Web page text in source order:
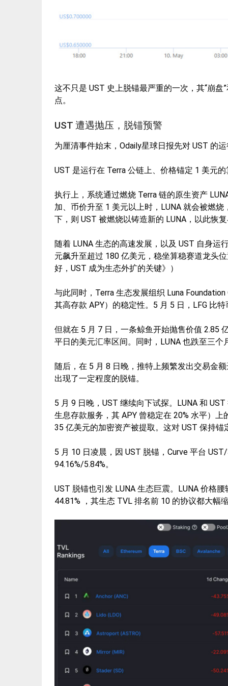
这不只是 UST 史上脱锚最严重的一次，其“崩
点。
UST 遭遇抛压，脱锚预警
为厘清事件始末，Odaily星球日报先对 UST 的
UST 是运行在 Terra 公链上、价格锚定 1 美元
执行上，系统通过燃烧 Terra 链的原生资产
加、币价升至 1 美元以上时，LUNA 就会被燃
下，则 UST 被燃烧以铸造新的 LUNA，以此恢
随着 LUNA 生态的高速发展，以及 UST 自身运
元飙升至超过 180 亿美元，稳坐算稳赛道龙头
好，UST 成为生态外扩的关键》）
与此同时，Terra 生态发展组织 Luna
其高存款 APY）的稳定性。5 月 5 日，LFG 比
但就在 5 月 7 日，一条鲸鱼开始抛售价值 2.85
平日的美元汇率区间。同时，LUNA 也跌至三
随后，在 5 月 8 日晚，推特上频繁发出交易金
出现了一定程度的脱锚。
5 月 9 日晚，UST 继续向下试探。LUNA 和
生息存款服务，其 APY 曾稳定在 20% 水平）
35 亿美元的加密资产被提取。这对 UST 保持锚
5 月 10 日凌晨，因 UST 脱锚，Curve 平台
94.16%/5.84%。
UST 脱锚也引发 LUNA 生态巨震。LUNA 价格
44.81% ，其生态 TVL 排名前 10 的协议都大幅